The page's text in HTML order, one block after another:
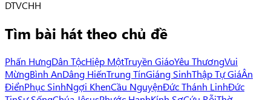
DTVCHH
Tìm bài hát theo chủ đề
Phấn HưngDân TộcHiệp MộtTruyền GiáoYêu ThươngVui
MừngBình AnDâng HiếnTrung TínGiáng SinhThập Tự GiáÂn
ĐiểnPhục SinhNgợi KhenCầu NguyệnĐức Thánh LinhĐức